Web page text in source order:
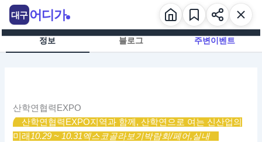
츠
정보 블로그 주변이벤트
산학연협력EXPO
산학연협력EXPO지역과 함께, 산학연으로 여는 신산업의
미래10.29 ~ 10.31엑스코골라보기박람회/페어,실내
대구 어디가